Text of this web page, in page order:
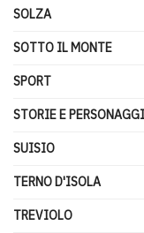
SOLZA
SOTTO IL MONTE
SPORT
STORIE E PERSONAGGI
SUISIO
TERNO D'ISOLA
TREVIOLO